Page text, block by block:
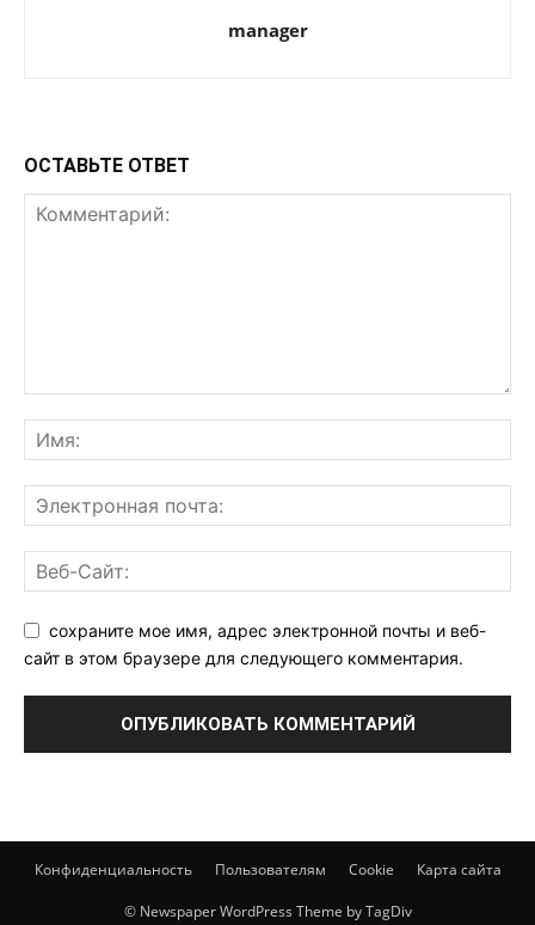
manager
ОСТАВЬТЕ ОТВЕТ
сохраните мое имя, адрес электронной почты и веб-
сайт в этом браузере для следующего комментария.
Конфиденциальность Пользователям Cookie Карта сайта
© Newspaper WordPress Theme by TagDiv